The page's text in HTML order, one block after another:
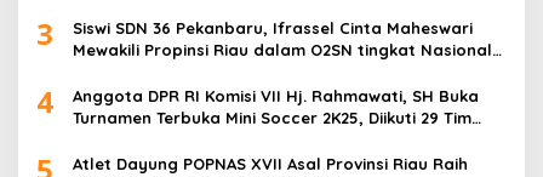
3
Siswi SDN 36 Pekanbaru, Ifrassel Cinta Maheswari
Mewakili Propinsi Riau dalam O2SN tingkat Nasional
4
Anggota DPR RI Komisi VII Hj. Rahmawati, SH Buka
Turnamen Terbuka Mini Soccer 2K25, Diikuti 29 Tim
Atlet Dayung POPNAS XVII Asal Provinsi Riau Raih